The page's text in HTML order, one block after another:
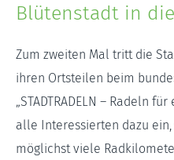
Blütenstadt in
Zum zweiten Mal tritt die
ihren Ortsteilen beim
„STADTRADELN – Radeln
alle Interessierten dazu
möglichst viele